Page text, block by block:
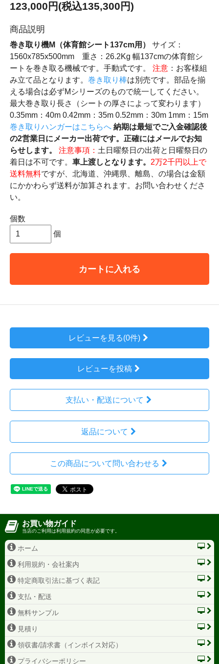
123,000円(税込135,300円)
商品説明
巻き取り機M（体育館シート137cm用）
サイズ：
1560x785x500mm 重さ：26.2Kg 幅137cmの体育館シ
ートを巻き取る機械です。手動式です。 注意 ：お客様組
み立て品となります。 巻き取り棒は別売です。部品を揃
える場合は必ずMシリーズのもので統一してください。
最大巻き取り長さ（シートの厚さによって変わります）
0.35mm：40m 0.42mm：35m 0.52mm：30m 1mm：15m
巻き取りハンガーはこちらへ 納期は最短でご入金確認後
の2営業日にメーカー出荷です。正確にはメールでお知
らせします。
注意事項： 土日曜祭日の出荷と日曜祭日の
着日は不可です。 車上渡しとなります。 2万2千円以上で
送料無料ですが、北海道、沖縄県、離島、の場合は金額
にかかわらず送料が加算されます。お問い合わせくださ
い。
個数
個
カートに入れる
レビューを見る(0件)
レビューを投稿
支払い・配送について
返品について
この商品について問い合わせる
お買い物ガイド
当店のご利用は利用規約の同意が必要です。
ホーム
利用規約・会社案内
特定商取引法に基づく表記
支払・配送
無料サンプル
見積り
領収書/請求書（インボイス対応）
プライバシーポリシー